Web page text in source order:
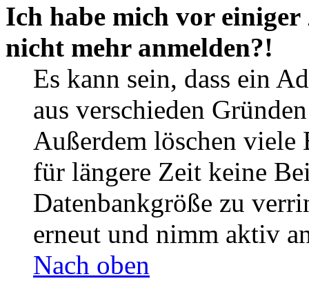
Ich habe mich vor
nicht mehr anmelden?!
Es kann sein, dass ein
aus verschieden
Außerdem löschen viele
für längere Zeit keine
Datenbankgröße zu
erneut und nimm aktiv
Nach oben